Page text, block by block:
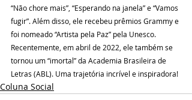
“Não chore mais”, “Esperando na janela” e “Vamos
fugir”. Além disso, ele recebeu prêmios Grammy e
foi nomeado “Artista pela Paz” pela Unesco.
Recentemente, em abril de 2022, ele também se
tornou um “imortal” da Academia Brasileira de
Letras (ABL). Uma trajetória incrível e inspiradora!
Coluna Social